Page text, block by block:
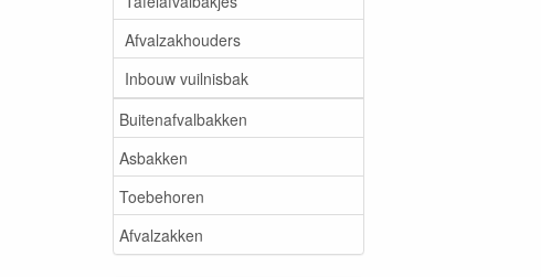
Afvalzakhouders
Inbouw vuilnisbak
Buitenafvalbakken
Asbakken
Toebehoren
Afvalzakken